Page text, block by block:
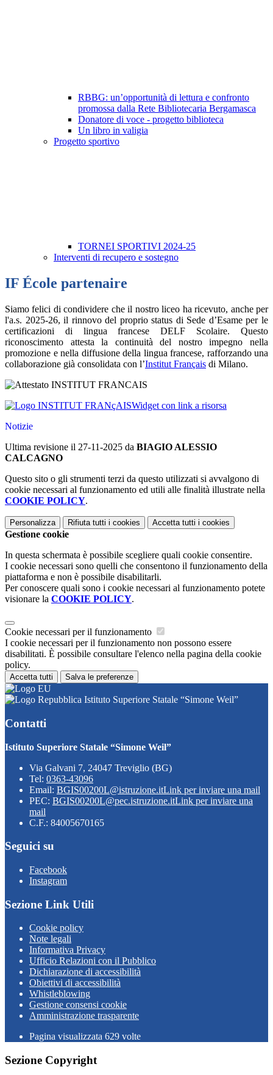
RBBG: un’opportunità di lettura e confronto
promossa dalla Rete Bibliotecaria Bergamasca
Donatore di voce - progetto biblioteca
Un libro in valigia
Progetto sportivo
TORNEI SPORTIVI 2024-25
Interventi di recupero e sostegno
IF École partenaire
Siamo felici di condividere che il nostro liceo ha ricevuto, anche per
l'a.s. 2025-26, il rinnovo del proprio status di Sede d’Esame per le
certificazioni di lingua francese DELF Scolaire. Questo
riconoscimento attesta la continuità del nostro impegno nella
promozione e nella diffusione della lingua francese, rafforzando una
collaborazione già consolidata con l’Institut Français di Milano.
Widget con link a risorsa
Notizie
Ultima revisione il 27-11-2025 da BIAGIO ALESSIO
CALCAGNO
Questo sito o gli strumenti terzi da questo utilizzati si avvalgono di
cookie necessari al funzionamento ed utili alle finalità illustrate nella
COOKIE POLICY.
Personalizza Rifiuta tutti i cookies Accetta tutti i cookies
Gestione cookie
In questa schermata è possibile scegliere quali cookie consentire.
I cookie necessari sono quelli che consentono il funzionamento della
piattaforma e non è possibile disabilitarli.
Per conoscere quali sono i cookie necessari al funzionamento potete
visionare la COOKIE POLICY.
Cookie necessari per il funzionamento
I cookie necessari per il funzionamento non possono essere
disabilitati. È possibile consultare l'elenco nella pagina della cookie
policy.
Accetta tutti Salva le preferenze
Istituto Superiore Statale “Simone Weil”
Contatti
Istituto Superiore Statale “Simone Weil”
Via Galvani 7, 24047 Treviglio (BG)
Tel: 0363-43096
Email: BGIS00200L@istruzione.itLink per inviare una mail
PEC: BGIS00200L@pec.istruzione.itLink per inviare una
mail
C.F.: 84005670165
Seguici su
Facebook
Instagram
Sezione Link Utili
Cookie policy
Note legali
Informativa Privacy
Ufficio Relazioni con il Pubblico
Dichiarazione di accessibilità
Obiettivi di accessibilità
Whistleblowing
Gestione consensi cookie
Amministrazione trasparente
Pagina visualizzata 629 volte
Sezione Copyright